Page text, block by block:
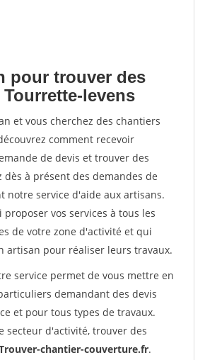
pour trouver des
levens
et vous cherchez des chantiers
comment recevoir
de devis et trouver des
dès à présent des demandes de
notre service d'aide aux artisans.
vos services à tous les
de votre zone d'activité et qui
artisan pour réaliser leurs travaux.
service permet de vous mettre en
demandant des devis
et pour tous types de travaux.
secteur d'activité, trouver des
chantier-couverture.fr.